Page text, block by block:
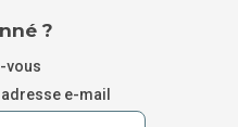
?
vous
e-mail